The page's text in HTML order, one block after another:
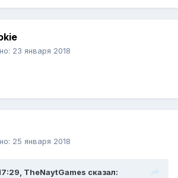
23 января 2018
25 января 2018
TheNaytGames сказал: